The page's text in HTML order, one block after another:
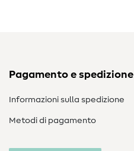
Pagamento e spedizione
Informazioni sulla spedizione
Metodi di pagamento